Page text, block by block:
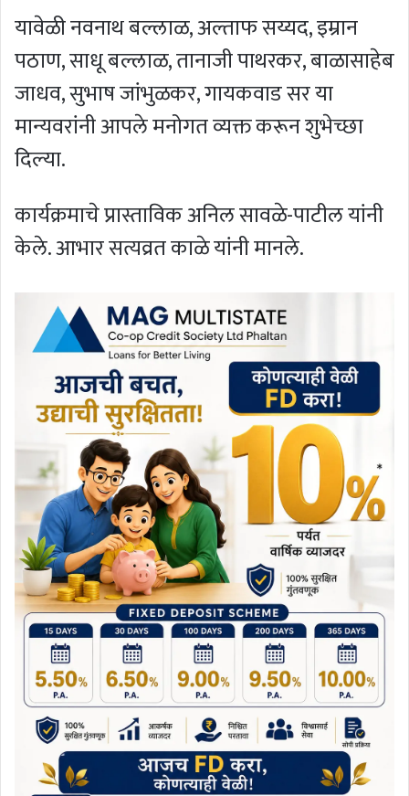
यावेळी नवनाथ बल्लाळ, अल्ताफ सय्यद, इम्रान
पठाण, साधू बल्लाळ, तानाजी पाथरकर, बाळासाहेब
जाधव, सुभाष जांभुळकर, गायकवाड सर या
मान्यवरांनी आपले मनोगत व्यक्त करून शुभेच्छा
दिल्या.
कार्यक्रमाचे प्रास्ताविक अनिल सावळे-पाटील यांनी
केले. आभार सत्यव्रत काळे यांनी मानले.